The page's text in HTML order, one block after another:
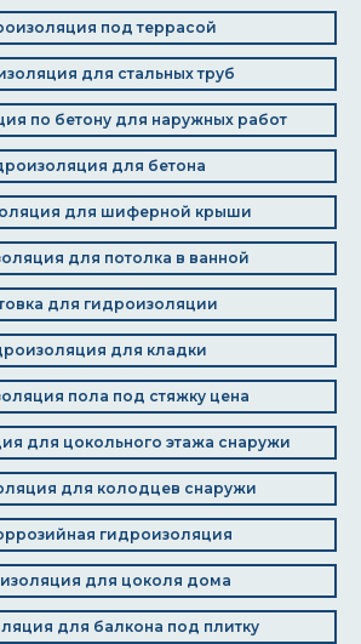
под террасой
для стальных труб
по бетону для наружных работ
для бетона
для шиферной крыши
для потолка в ванной
для гидроизоляции
для кладки
пола под стяжку цена
для цокольного этажа снаружи
для колодцев снаружи
гидроизоляция
для цоколя дома
для балкона под плитку